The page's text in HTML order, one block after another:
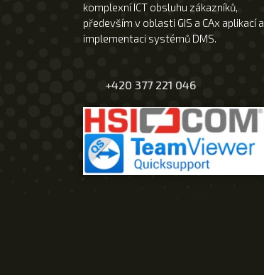
komplexní ICT obsluhu zákazníků,
především v oblasti GIS a CAx aplikací a
implementaci systémů DMS.
+420 377 221 046